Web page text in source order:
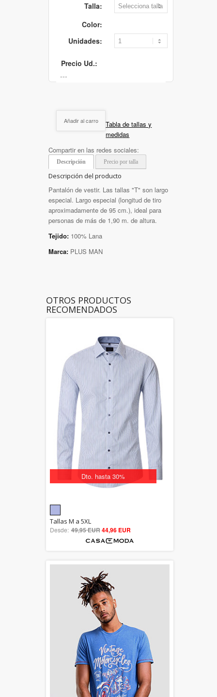
Talla:
Color:
Unidades:
Precio Ud.:
Añadir al carro
Tabla de tallas y
medidas
Compartir en las redes sociales:
Descripción Precio por talla
Descripción del producto
Pantalón de vestir. Las tallas "T" son largo
especial. Largo especial (longitud de tiro
aproximadamente de 95 cm.), ideal para
personas de más de 1,90 m. de altura.
Tejido: 100% Lana
Marca: PLUS MAN
OTROS PRODUCTOS
RECOMENDADOS
Dto. hasta 30%
out of 5
Tallas M a 5XL
Desde: 49,95 EUR44,96 EUR